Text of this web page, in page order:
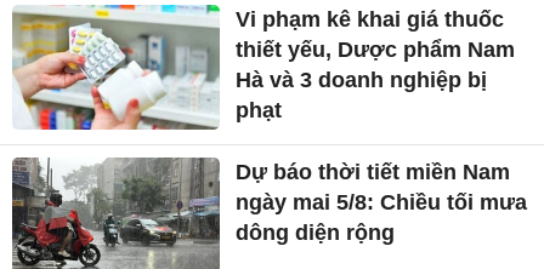
Vi phạm kê khai giá thuốc
thiết yếu, Dược phẩm Nam
Hà và 3 doanh nghiệp bị
phạt
Dự báo thời tiết miền Nam
ngày mai 5/8: Chiều tối mưa
dông diện rộng